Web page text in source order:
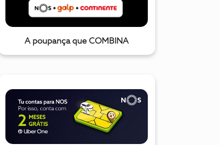
A poupança que COMBINA